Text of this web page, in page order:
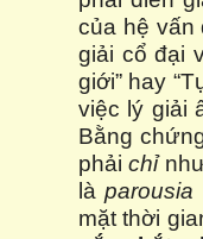
của hệ vấn
giải cổ đại
giới” hay
việc lý giải
Bằng
phảichỉnhư
là parousia
mặt thời